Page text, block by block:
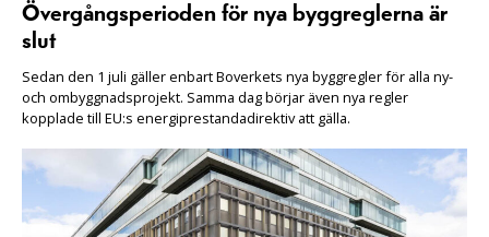
Övergångsperioden för nya byggreglerna är
slut
Sedan den 1 juli gäller enbart Boverkets nya byggregler för alla ny-
och ombyggnadsprojekt. Samma dag börjar även nya regler
kopplade till EU:s energiprestandadirektiv att gälla.